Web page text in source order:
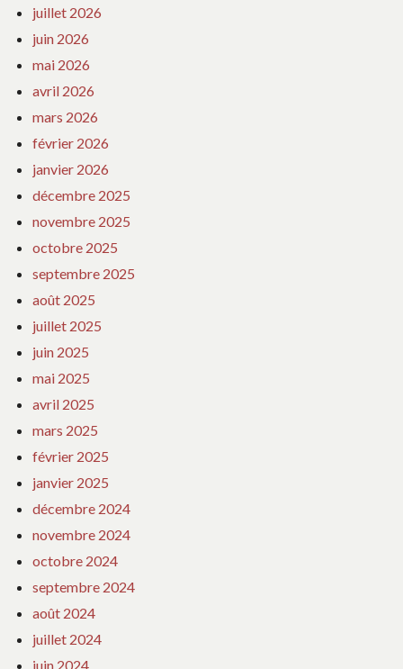
juillet 2026
juin 2026
mai 2026
avril 2026
mars 2026
février 2026
janvier 2026
décembre 2025
novembre 2025
octobre 2025
septembre 2025
août 2025
juillet 2025
juin 2025
mai 2025
avril 2025
mars 2025
février 2025
janvier 2025
décembre 2024
novembre 2024
octobre 2024
septembre 2024
août 2024
juillet 2024
juin 2024